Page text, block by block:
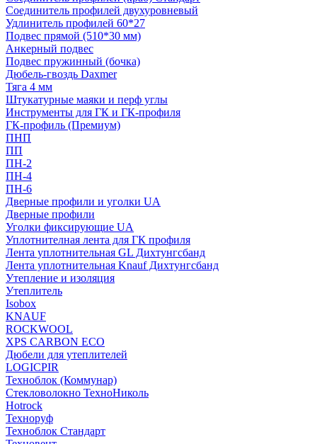
Соединитель профилей двухуровневый
Удлинитель профилей 60*27
Подвес прямой (510*30 мм)
Анкерный подвес
Подвес пружинный (бочка)
Дюбель-гвоздь Daxmer
Тяга 4 мм
Штукатурные маяки и перф углы
Инструменты для ГК и ГК-профиля
ГК-профиль (Премиум)
ПНП
ПП
ПН-2
ПН-4
ПН-6
Дверные профили и уголки UA
Дверные профили
Уголки фиксирующие UA
Уплотнителная лента для ГК профиля
Лента уплотнительная GL Дихтунгсбанд
Лента уплотнительная Knauf Дихтунгсбанд
Утепление и изоляция
Утеплитель
Isobox
KNAUF
ROCKWOOL
XPS CARBON ECO
Дюбели для утеплителей
LOGICPIR
Техноблок (Коммунар)
Стекловолокно ТехноНиколь
Hotrock
Технoруф
Техноблок Стандарт